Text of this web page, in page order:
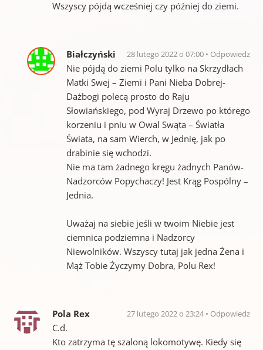
Wszyscy pójdą wcześniej czy później do ziemi.
Białczyński 28 lutego 2022 o 07:00 Odpowiedz
Nie pójdą do ziemi Polu tylko na Skrzydłach
Matki Swej – Ziemi i Pani Nieba Dobrej-
Dażbogi polecą prosto do Raju
Słowiańskiego, pod Wyraj Drzewo po którego
korzeniu i pniu w Owal Swąta – Światła
Świata, na sam Wierch, w Jednię, jak po
drabinie się wchodzi.
Nie ma tam żadnego kręgu żadnych Panów-
Nadzorców Popychaczy! Jest Krąg Pospólny –
Jednia.
Uważaj na siebie jeśli w twoim Niebie jest
ciemnica podziemna i Nadzorcy
Niewolników. Wszyscy tutaj jak jedna Żena i
Mąż Tobie Życzymy Dobra, Polu Rex!
Pola Rex 27 lutego 2022 o 23:24 Odpowiedz
C.d.
Kto zatrzyma tę szaloną lokomotywę. Kiedy się